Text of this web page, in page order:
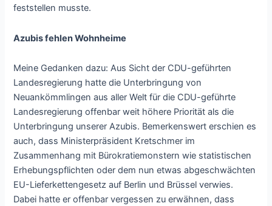
feststellen musste.
Azubis fehlen Wohnheime
Meine Gedanken dazu: Aus Sicht der CDU-geführten
Landesregierung hatte die Unterbringung von
Neuankömmlingen aus aller Welt für die CDU-geführte
Landesregierung offenbar weit höhere Priorität als die
Unterbringung unserer Azubis. Bemerkenswert erschien es
auch, dass Ministerpräsident Kretschmer im
Zusammenhang mit Bürokratiemonstern wie statistischen
Erhebungspflichten oder dem nun etwas abgeschwächten
EU-Lieferkettengesetz auf Berlin und Brüssel verwies.
Dabei hatte er offenbar vergessen zu erwähnen, dass